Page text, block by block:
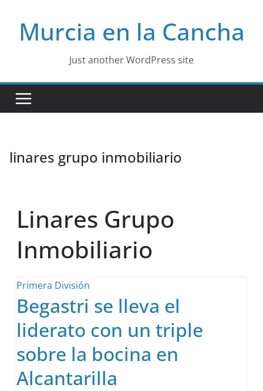
contentMurcia en la Cancha
Just another WordPress site
linares grupo inmobiliario
Linares Grupo
Inmobiliario
Primera División
Begastri se lleva el
liderato con un triple
sobre la bocina en
Alcantarilla